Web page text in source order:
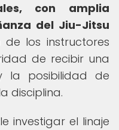
con amplia
del Jiu-Jitsu
de los instructores
de recibir una
la posibilidad de
disciplina.
investigar el linaje